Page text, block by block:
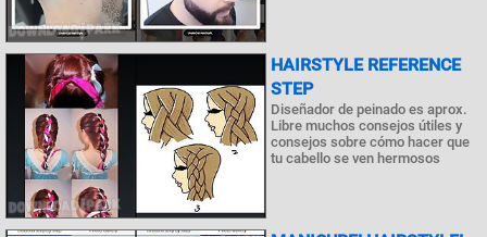
HAIRSTYLE REFERENCE
STEP
Diseñador de peinado es aprox.
Libre muchos consejos útiles y
consejos sobre cómo hacer que
tu cabello se ven hermosos